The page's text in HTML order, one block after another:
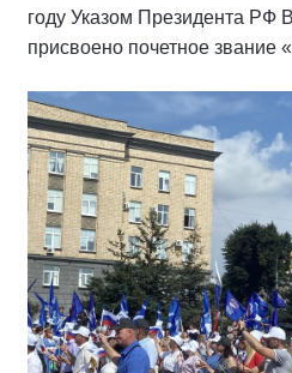
году Указом Президента РФ
присвоено почетное звание